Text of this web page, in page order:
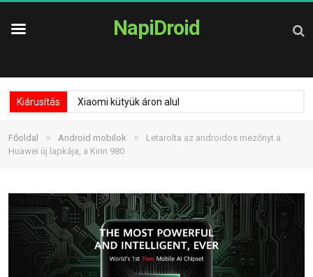
NapiDroid
Kiárusítás Xiaomi kütyük áron alul
Főoldal » Android mobilok »
Letarolta az androidos mezőnyt a
Huawei új lapkája, a Kirin 980